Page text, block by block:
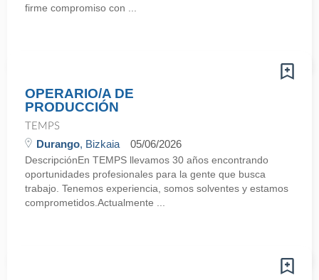
firme compromiso con ...
OPERARIO/A DE
PRODUCCIÓN
TEMPS
Durango, Bizkaia 05/06/2026
DescripciónEn TEMPS llevamos 30 años encontrando
oportunidades profesionales para la gente que busca
trabajo. Tenemos experiencia, somos solventes y estamos
comprometidos.Actualmente ...